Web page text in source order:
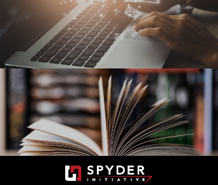
Mail Magazine
メールマガジン
セミナー情報や新刊のご案内を不定期でお届けして
います